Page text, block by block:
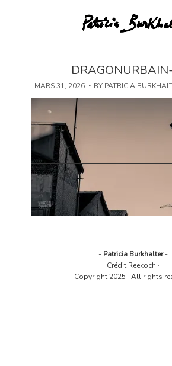
MARS 31, 2026 BY PATRICIA
- Patricia Burkhalter-
Crédit Reekoch ·
Copyright 2025 · All rights